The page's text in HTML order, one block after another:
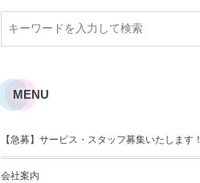
MENU
【急募】サービス・スタッフ募集いたします！
会社案内